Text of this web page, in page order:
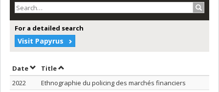
For a detailed search
Visit Papyrus
DateSort by date in ascending order
TitleSort by title in ascending order
2022
Ethnographie du policing des marchés financiers